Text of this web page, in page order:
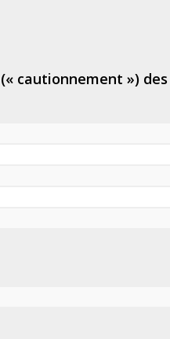
cautionnement »)